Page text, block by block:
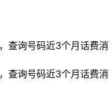
查询号码近3个月话费消
查询号码近3个月话费消